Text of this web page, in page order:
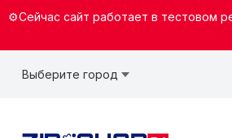
⚙️Сейчас сайт работает в тестовом
Выберите город